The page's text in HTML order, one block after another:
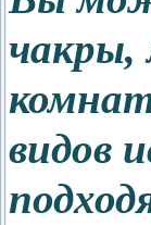
чакры,
видов